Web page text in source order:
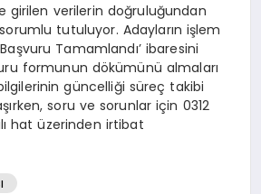
girilen verilerin doğruluğundan
tutuluyor. Adayların işlem
Tamamlandı’ ibaresini
formunun dökümünü almaları
güncelliği süreç takibi
soru ve sorunlar için 0312
hat üzerinden irtibat